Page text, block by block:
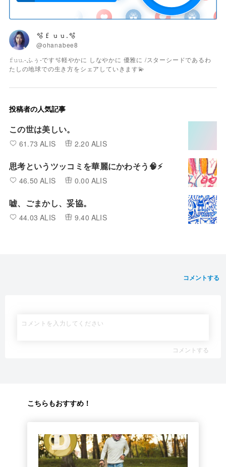
🫧𝚏𝚞𝚞.🫧
@ohanabee8
𝚏𝚞𝚞.-ふぅ-です🫧軽やかに しなやかに 優雅に /スターシードであるわ
たしの地球での生き方をシェアしていきます💫
投稿者の人気記事
この世は美しい。
61.73 ALIS 2.20 ALIS
思考というツッコミを華麗にかわそう🧠⚡️
46.50 ALIS 0.00 ALIS
嘘、ごまかし、妥協。
44.03 ALIS 9.40 ALIS
コメントする
コメントする
こちらもおすすめ！